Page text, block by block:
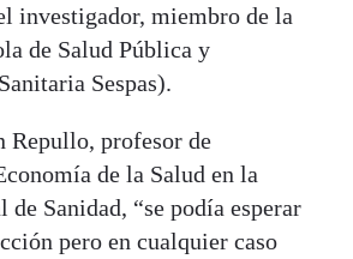
investigador, miembro de la
de Salud Pública y
Sespas).
Repullo, profesor de
de la Salud en la
de Sanidad, “se podía esperar
pero en cualquier caso